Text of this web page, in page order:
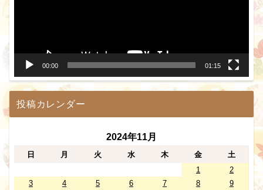
00:00 01:15
投稿カレンダー
2024年11月
日 月 火 水 木 金
土
1
2
3
4 5 6 7 8
9